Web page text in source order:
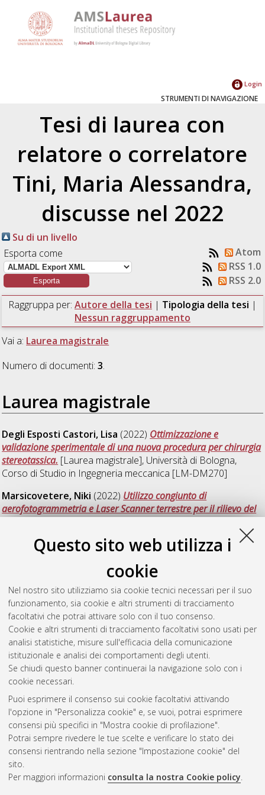
Questo sito web utilizza i
cookie
Nel nostro sito utilizziamo sia cookie tecnici necessari per il suo
funzionamento, sia cookie e altri strumenti di tracciamento
facoltativi che potrai attivare solo con il tuo consenso.
Cookie e altri strumenti di tracciamento facoltativi sono usati per
analisi statistiche, misure sull'efficacia della comunicazione
istituzionale e analisi dei comportamenti degli utenti.
Se chiudi questo banner continuerai la navigazione solo con i
cookie necessari.
Puoi esprimere il consenso sui cookie facoltativi attivando
l'opzione in "Personalizza cookie" e, se vuoi, potrai esprimere
consensi più specifici in "Mostra cookie di profilazione".
Potrai sempre rivedere le tue scelte e verificare lo stato dei
consensi rientrando nella sezione "Impostazione cookie" del
sito.
Per maggiori informazioni consulta la nostra Cookie policy.
Login
STRUMENTI DI NAVIGAZIONE
Tesi di laurea con
relatore o correlatore
Tini, Maria Alessandra,
discusse nel 2022
Su di un livello
Esporta come
Atom
RSS 1.0
RSS 2.0
Raggruppa per: Autore della tesi | Tipologia della tesi |
Nessun raggruppamento
Vai a: Laurea magistrale
Numero di documenti:3.
Laurea magistrale
Degli Esposti Castori, Lisa (2022) Ottimizzazione e
validazione sperimentale di una nuova procedura per chirurgia
stereotassica. [Laurea magistrale], Università di Bologna,
Corso di Studio in Ingegneria meccanica [LM-DM270]
Marsicovetere, Niki (2022) Utilizzo congiunto di
aerofotogrammetria e Laser Scanner terrestre per il rilievo del
torrente Ravone di Bologna.[Laurea magistrale], Università di
Ingegneria civile [LM-DM270],
Documento full-text non disponibile
Rilievo e modellazione 3D di un’opera
Università di Bologna, Corso di Studio inIngegneria dei
processi e dei sistemi edilizi [LM-DM270] , Documento full-text
non disponibile
Questa lista e' stata generata ilThu Aug 6 20:36:03 2026
CEST
Atom
Rss 1.0
Rss 2.0
AMS Laurea